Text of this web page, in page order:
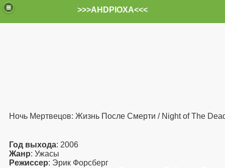
>>>AHDPIOXA<<<
Ночь Мертвецов: Жизнь После Смерти / Night of The
Год выхода: 2006
Жанр: Ужасы
Режиссер: Эрик Форсберг